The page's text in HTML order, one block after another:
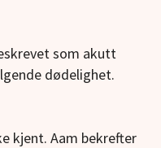
som akutt
dødelighet.
kjent. Aam bekrefter